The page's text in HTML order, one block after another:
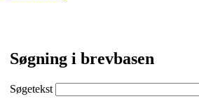
Søgning i brevbasen
Søgetekst